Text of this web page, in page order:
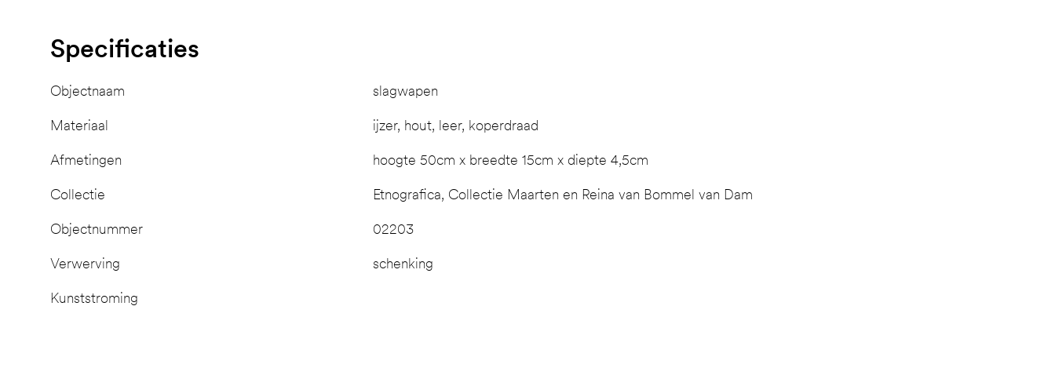
Specificaties
Objectnaam slagwapen
Materiaal ijzer, hout, leer, koperdraad
Afmetingen hoogte 50cm x breedte 15cm x diepte 4,5cm
Collectie Etnografica, Collectie Maarten en Reina van Bommel van Dam
Objectnummer 02203
Verwerving schenking
Kunststroming